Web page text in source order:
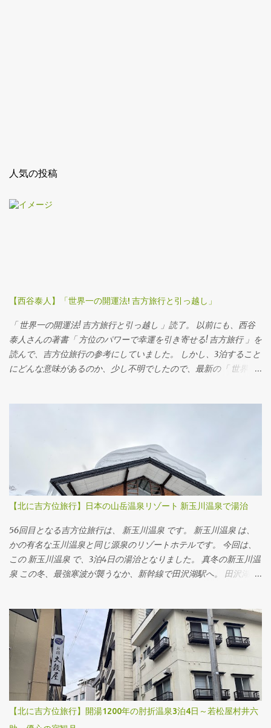
人気の投稿
【西谷泰人】「世界一の開運法! 吉方旅行と引っ越し」
「 世界一の開運法! 吉方旅行と引っ越し 」読了。 以前にも、西谷
泰人さんの著書「 方位のパワーで幸運を引き寄せる! 吉方旅行 」を
読んで、吉方位旅行の参考にしていました。 しかし、3泊すること
にどんな意味があるのか、少し不明でしたので、最新の「 世界一
【北に吉方位旅行】日本の山岳温泉リゾート 新玉川温泉で湯治
56回目となる吉方位旅行は、 新玉川温泉 です。 新玉川温泉 は、
かの有名な玉川温泉と同じ源泉のリゾートホテルです。 今回は、
この 新玉川温泉 で、3泊4日の湯治となりました。 真冬の新玉川温
泉 この冬、最強寒波が襲うなか、新幹線で田沢湖駅へ。 田沢湖駅
合もあるようです。
【北に吉方位旅行】開湯1200年の肘折温泉3泊4日～若松屋村井六